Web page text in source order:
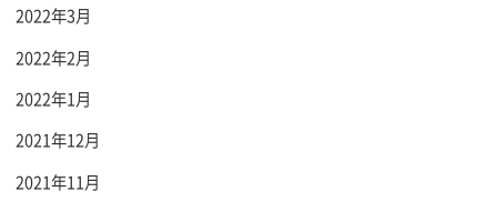
2022年3月
2022年2月
2022年1月
2021年12月
2021年11月